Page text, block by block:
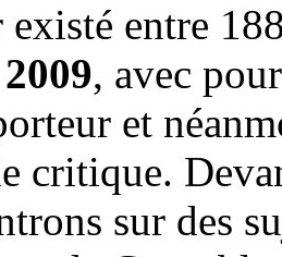
entre
, avec
et
critique.
sur des